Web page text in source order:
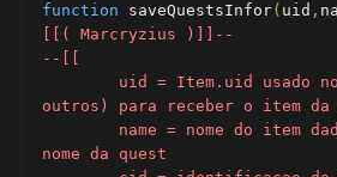
function saveQuestsInfor( uid ,
[[( Marcryzius )]]--
--[[
outros) para receber o item da
nome da quest